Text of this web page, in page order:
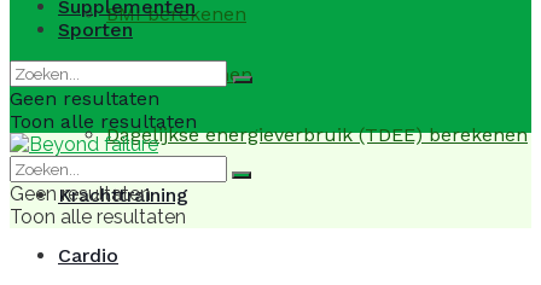
BMI berekenen
BMR berekenen
Dagelijkse energieverbruik (TDEE) berekenen
Krachttraining
Cardio
Supplementen
Sporten
Geen resultaten
Toon alle resultaten
Geen resultaten
Toon alle resultaten